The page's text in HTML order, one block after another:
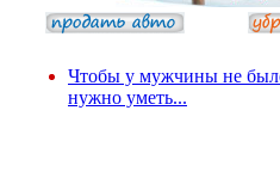
Чтобы у мужчины не
нужно уметь...